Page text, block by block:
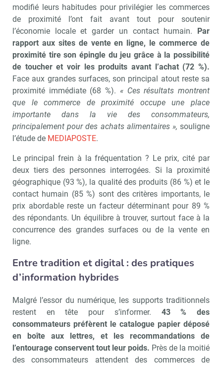
modifié leurs habitudes pour privilégier les commerces
de proximité l’ont fait avant tout pour soutenir
l’économie locale et garder un contact humain. Par
rapport aux sites de vente en ligne, le commerce de
proximité tire son épingle du jeu grâce à la possibilité
de toucher et voir les produits avant l’achat (72 %).
Face aux grandes surfaces, son principal atout reste sa
proximité immédiate (68 %). « Ces résultats montrent
que le commerce de proximité occupe une place
importante dans la vie des consommateurs,
principalement pour des achats alimentaires », souligne
l’étude de MEDIAPOSTE.
Le principal frein à la fréquentation ? Le prix, cité par
deux tiers des personnes interrogées. Si la proximité
géographique (93 %), la qualité des produits (86 %) et le
contact humain (85 %) sont des critères importants, le
prix abordable reste un facteur déterminant pour 89 %
des répondants. Un équilibre à trouver, surtout face à la
concurrence des grandes surfaces ou de la vente en
ligne.
Entre tradition et digital : des pratiques
d’information hybrides
Malgré l’essor du numérique, les supports traditionnels
restent en tête pour s’informer. 43 % des
consommateurs préfèrent le catalogue papier déposé
en boîte aux lettres, et les recommandations de
l’entourage conservent tout leur poids. Près de la moitié
des consommateurs attendent des commerces de